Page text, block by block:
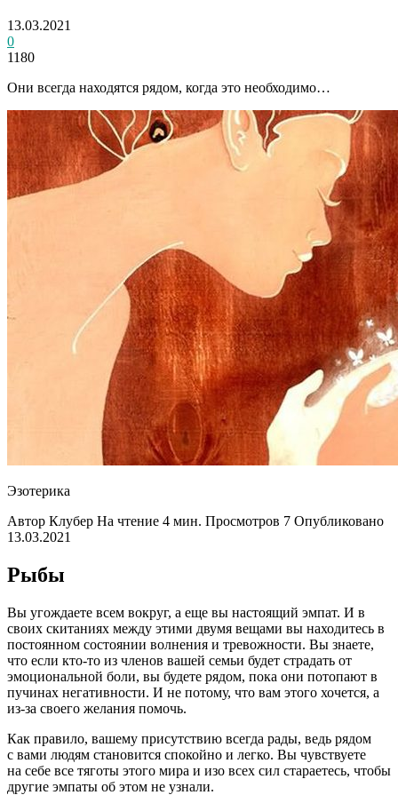
13.03.2021
0
1180
Они всегда находятся рядом, когда это необходимо…
Эзотерика
Автор Клубер На чтение 4 мин. Просмотров 7 Опубликовано
13.03.2021
Рыбы
Вы угождаете всем вокруг, а еще вы настоящий эмпат. И в
своих скитаниях между этими двумя вещами вы находитесь в
постоянном состоянии волнения и тревожности. Вы знаете,
что если кто-то из членов вашей семьи будет страдать от
эмоциональной боли, вы будете рядом, пока они потопают в
пучинах негативности. И не потому, что вам этого хочется, а
из-за своего желания помочь.
Как правило, вашему присутствию всегда рады, ведь рядом
с вами людям становится спокойно и легко. Вы чувствуете
на себе все тяготы этого мира и изо всех сил стараетесь, чтобы
другие эмпаты об этом не узнали.